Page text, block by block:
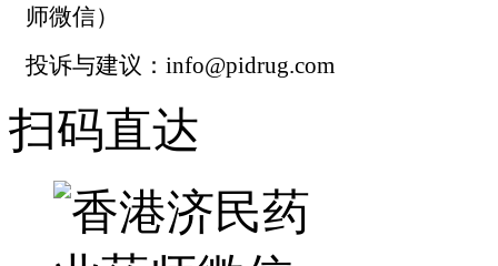
师微信）
投诉与建议：info@pidrug.com
扫码直达